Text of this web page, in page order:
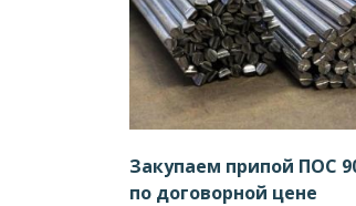
Закупаем припой ПОС
по договорной цене